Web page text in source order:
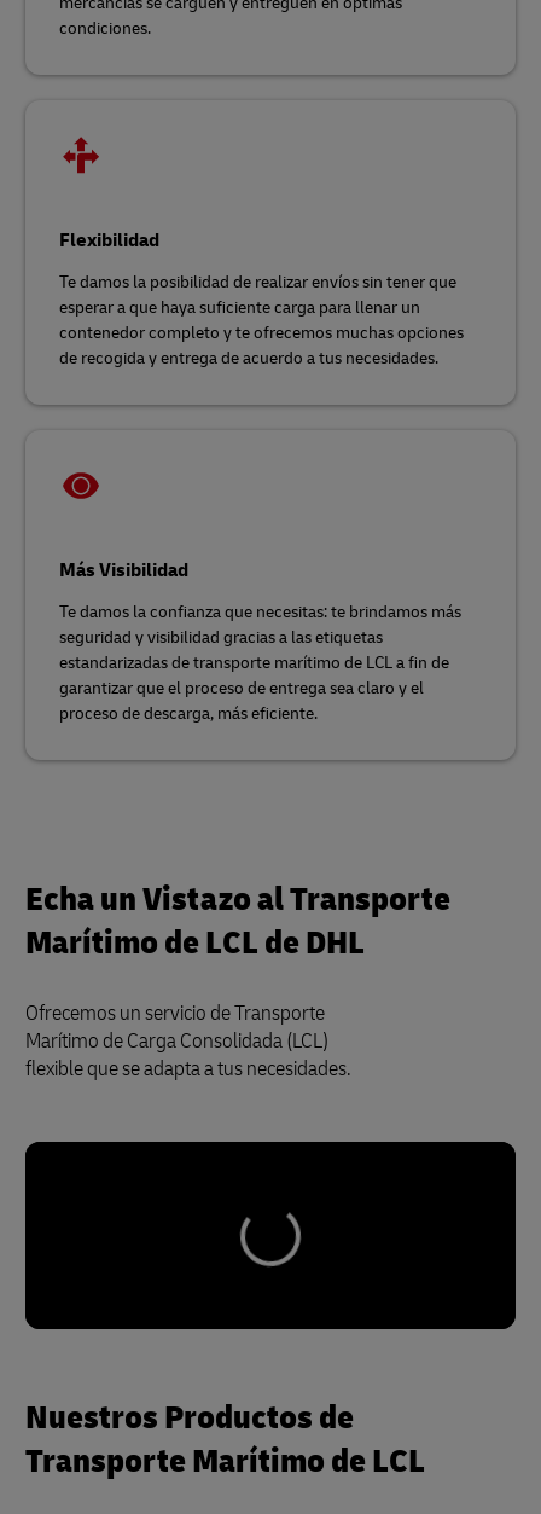
condiciones.
Flexibilidad
Te damos la posibilidad de realizar envíos sin tener que
esperar a que haya suficiente carga para llenar un
contenedor completo y te ofrecemos muchas opciones
de recogida y entrega de acuerdo a tus necesidades.
Más Visibilidad
Te damos la confianza que necesitas: te brindamos más
seguridad y visibilidad gracias a las etiquetas
estandarizadas de transporte marítimo de LCL a fin de
garantizar que el proceso de entrega sea claro y el
proceso de descarga, más eficiente.
Echa un Vistazo al Transporte
Marítimo de LCL de DHL
Ofrecemos un servicio de Transporte
Marítimo de Carga Consolidada (LCL)
flexible que se adapta a tus necesidades.
Nuestros Productos de
Transporte Marítimo de LCL